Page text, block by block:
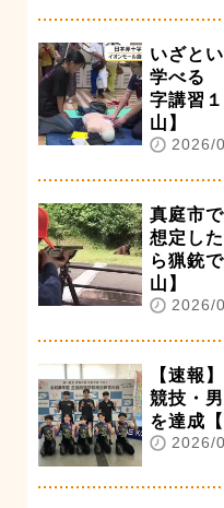
いざと
学べる
字講習
山】
2026/
真庭市
想定し
ら猟銃
山】
2026/
【速報
競技・
を達成【
2026/